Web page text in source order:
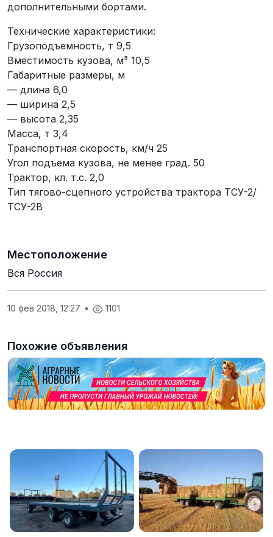
дополнительными бортами.
Технические характеристики:
Грузоподъемность, т 9,5
Вместимость кузова, м³ 10,5
Габаритные размеры, м
— длина 6,0
— ширина 2,5
— высота 2,35
Масса, т 3,4
Транспортная скорость, км/ч 25
Угол подъема кузова, не менее град. 50
Трактор, кл. т.с. 2,0
Тип тягово-сцепного устройства трактора ТСУ-2/
ТСУ-2В
Местоположение
Вся Россия
10 фев 2018, 12:27 • 1101
Похожие объявления